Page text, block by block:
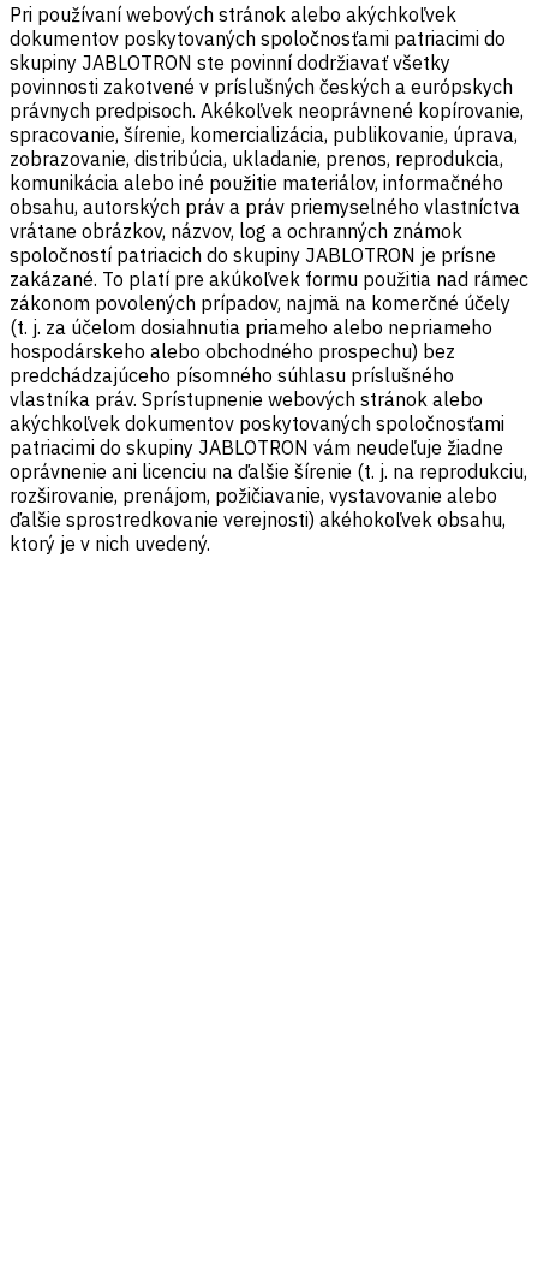
Pri používaní webových stránok alebo akýchkoľvek
dokumentov poskytovaných spoločnosťami patriacimi do
skupiny JABLOTRON ste povinní dodržiavať všetky
povinnosti zakotvené v príslušných českých a európskych
právnych predpisoch. Akékoľvek neoprávnené kopírovanie,
spracovanie, šírenie, komercializácia, publikovanie, úprava,
zobrazovanie, distribúcia, ukladanie, prenos, reprodukcia,
komunikácia alebo iné použitie materiálov, informačného
obsahu, autorských práv a práv priemyselného vlastníctva
vrátane obrázkov, názvov, log a ochranných známok
spoločností patriacich do skupiny JABLOTRON je prísne
zakázané. To platí pre akúkoľvek formu použitia nad rámec
zákonom povolených prípadov, najmä na komerčné účely
(t. j. za účelom dosiahnutia priameho alebo nepriameho
hospodárskeho alebo obchodného prospechu) bez
predchádzajúceho písomného súhlasu príslušného
vlastníka práv. Sprístupnenie webových stránok alebo
akýchkoľvek dokumentov poskytovaných spoločnosťami
patriacimi do skupiny JABLOTRON vám neudeľuje žiadne
oprávnenie ani licenciu na ďalšie šírenie (t. j. na reprodukciu,
rozširovanie, prenájom, požičiavanie, vystavovanie alebo
ďalšie sprostredkovanie verejnosti) akéhokoľvek obsahu,
ktorý je v nich uvedený.